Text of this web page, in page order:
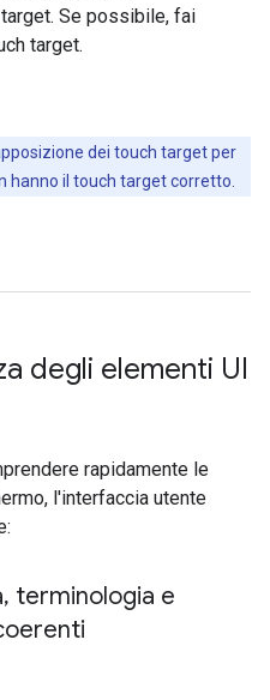
Se possibile, fai
target.
dei touch target per
hanno il touch target corretto.
degli elementi UI
rapidamente le
l'interfaccia utente
, terminologia e